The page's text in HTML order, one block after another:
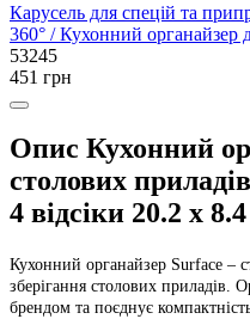
Карусель для спецій та
360° / Кухонний органайзер
53245
451 грн
Опис Кухонний
столових
4 відсіки 20.2 х
Кухонний органайзер Surface –
зберігання столових приладів.
брендом та поєднує